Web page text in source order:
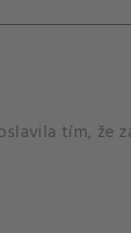
tím, že